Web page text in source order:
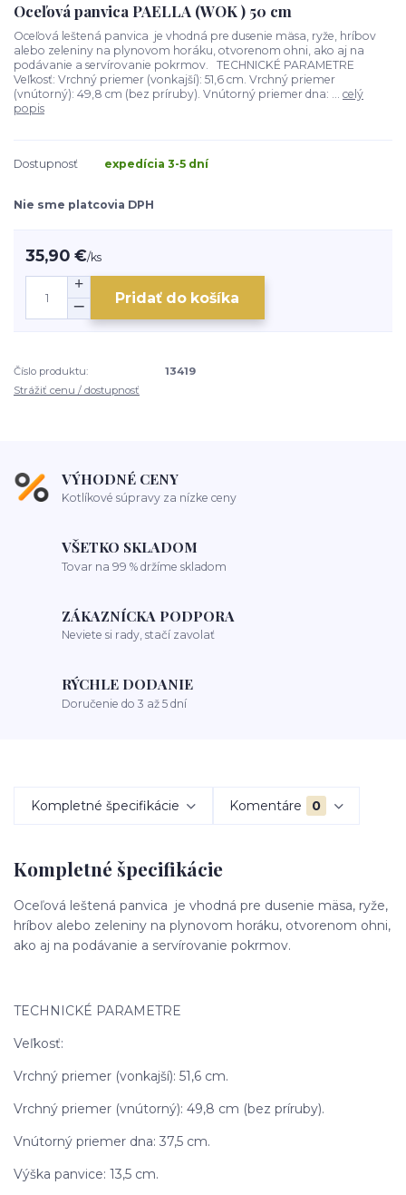
Oceľová panvica PAELLA (WOK ) 50 cm
Oceľová leštená panvica je vhodná pre dusenie mäsa, ryže, hríbov
alebo zeleniny na plynovom horáku, otvorenom ohni, ako aj na
podávanie a servírovanie pokrmov. TECHNICKÉ PARAMETRE
Veľkosť: Vrchný priemer (vonkajší): 51,6 cm. Vrchný priemer
(vnútorný): 49,8 cm (bez príruby). Vnútorný priemer dna: ... celý
popis
Dostupnosť expedícia 3-5 dní
Nie sme platcovia DPH
35,90 €/ks
Pridať do košíka
Číslo produktu:
13419
Strážiť cenu / dostupnosť
VÝHODNÉ CENY
Kotlíkové súpravy za nízke ceny
VŠETKO SKLADOM
Tovar na 99 % držíme skladom
ZÁKAZNÍCKA PODPORA
Neviete si rady, stačí zavolať
RÝCHLE DODANIE
Doručenie do 3 až 5 dní
Kompletné špecifikácie Komentáre 0
Kompletné špecifikácie
Oceľová leštená panvica je vhodná pre dusenie mäsa, ryže,
hríbov alebo zeleniny na plynovom horáku, otvorenom ohni,
ako aj na podávanie a servírovanie pokrmov.
TECHNICKÉ PARAMETRE
Veľkosť:
Vrchný priemer (vonkajší): 51,6 cm.
Vrchný priemer (vnútorný): 49,8 cm (bez príruby).
Vnútorný priemer dna: 37,5 cm.
Výška panvice: 13,5 cm.